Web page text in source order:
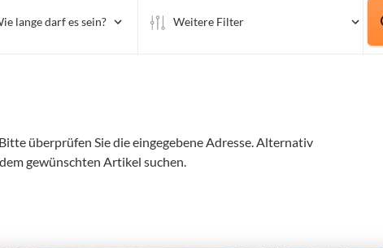
lange darf es sein? Weitere Filter
überprüfen Sie die eingegebene Adresse. Alternativ
gewünschten Artikel suchen.